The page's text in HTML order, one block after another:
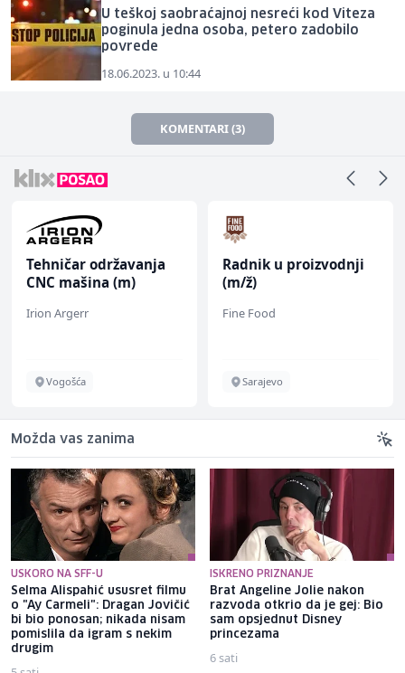
U teškoj saobraćajnoj nesreći kod Viteza
poginula jedna osoba, petero zadobilo
povrede
18.06.2023. u 10:44
KOMENTARI (3)
Tehničar održavanja
CNC mašina (m)
Irion Argerr
Vogošća
Radnik u proizvodnji
(m/ž)
Fine Food
Sarajevo
Možda vas zanima
USKORO NA SFF-U
Selma Alispahić ususret filmu
o "Ay Carmeli": Dragan Jovičić
bi bio ponosan; nikada nisam
pomislila da igram s nekim
drugim
ISKRENO PRIZNANJE
Brat Angeline Jolie nakon
razvoda otkrio da je gej: Bio
sam opsjednut Disney
princezama
6 sati